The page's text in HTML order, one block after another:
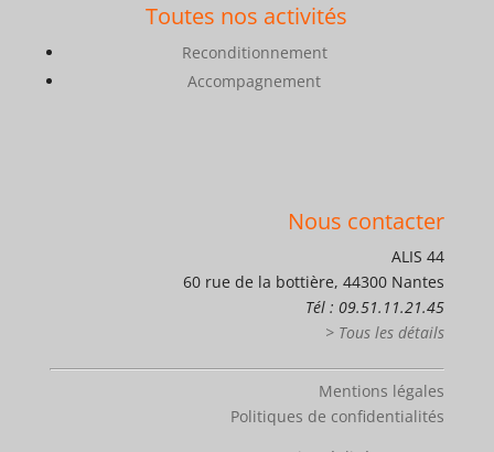
Toutes nos activités
Reconditionnement
Accompagnement
Nous contacter
ALIS 44
60 rue de la bottière, 44300 Nantes
Tél : 09.51.11.21.45
> Tous les détails
Mentions légales
Politiques de confidentialités